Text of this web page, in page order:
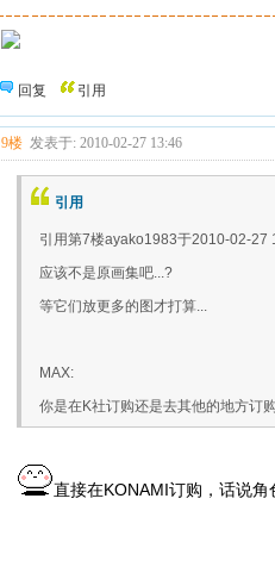
回复 引用
9楼 发表于: 2010-02-27 13:46
引用
引用第7楼ayako1983于2010-02-27
应该不是原画集吧...?
等它们放更多的图才打算...
MAX:
你是在K社订购还是去其他的地方订
直接在KONAMI订购，话说